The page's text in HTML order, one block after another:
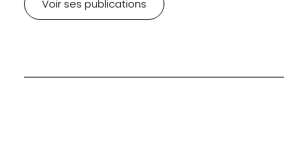
Voir ses publications